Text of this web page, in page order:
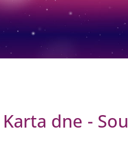
dne -